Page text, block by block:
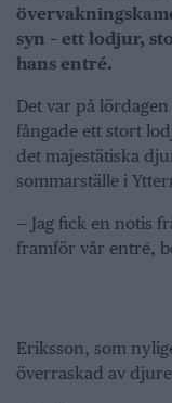
syn – ett lodjur,
hans entré.
Det var på
fångade ett stort
det majestätiska
sommarställe i
— Jag fick en notis
framför vår entré,
Eriksson, som
överraskad av